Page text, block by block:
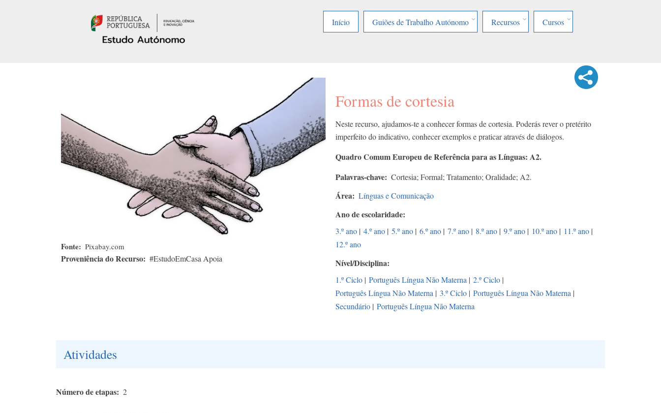
Início
Guiões de Trabalho Autónomo Recursos Cursos
Fonte Pixabay.com
Proveniência do Recurso #EstudoEmCasa Apoia
Formas de cortesia
Neste recurso, ajudamos-te a conhecer formas de cortesia. Poderás rever o pretérito
imperfeito do indicativo, conhecer exemplos e praticar através de diálogos.
Quadro Comum Europeu de Referência para as Línguas: A2.
Palavras-chave
Cortesia; Formal; Tratamento; Oralidade; A2.
Área Línguas e Comunicação
Ano de escolaridade
3.º ano | 4.º ano | 5.º ano | 6.º ano | 7.º ano | 8.º ano | 9.º ano | 10.º ano | 11.º ano |
12.º ano
Nível/Disciplina
1.º Ciclo | Português Língua Não Materna | 2.º Ciclo |
Português Língua Não Materna | 3.º Ciclo | Português Língua Não Materna |
Secundário | Português Língua Não Materna
Atividades
Número de etapas 2